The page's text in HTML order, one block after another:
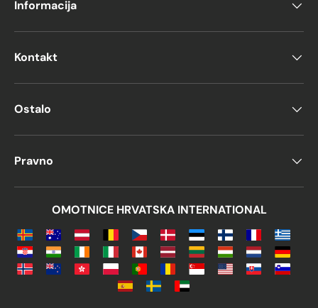
Informacija
Kontakt
Ostalo
Pravno
OMOTNICE HRVATSKA INTERNATIONAL